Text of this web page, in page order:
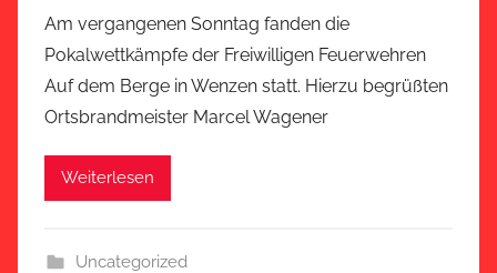
Am vergangenen Sonntag fanden die
Pokalwettkämpfe der Freiwilligen Feuerwehren
Auf dem Berge in Wenzen statt. Hierzu begrüßten
Ortsbrandmeister Marcel Wagener
Weiterlesen
Uncategorized